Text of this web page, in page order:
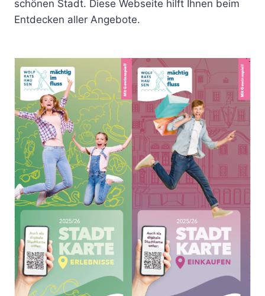
schönen Stadt. Diese Webseite hilft Ihnen beim
Entdecken aller Angebote.